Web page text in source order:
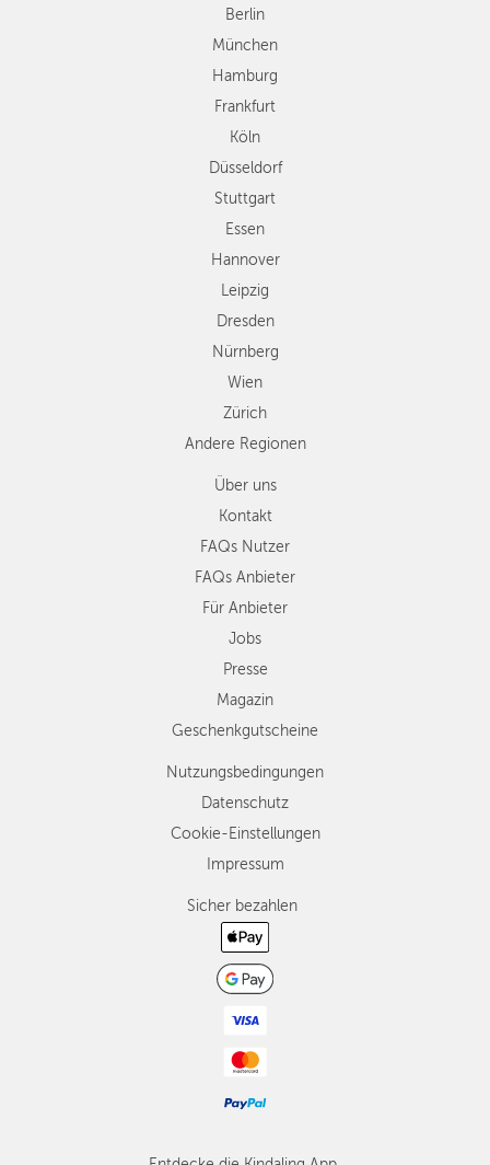
Düsseldorf
Stuttgart
Essen
Dresden
Nürnberg
Wien
Zürich
Andere
Regionen
Berlin
München
Hamburg
Frankfurt
Köln
Düsseldorf
Stuttgart
Essen
Hannover
Leipzig
Dresden
Nürnberg
Wien
Zürich
Andere Regionen
Über uns
Kontakt
FAQs Nutzer
FAQs Anbieter
Für Anbieter
Jobs
Presse
Magazin
Geschenkgutscheine
Nutzungsbedingungen
Datenschutz
Cookie-Einstellungen
Impressum
Sicher bezahlen